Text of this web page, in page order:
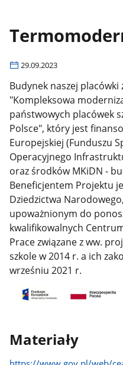
29.09.2023
Budynek naszej
"Kompleksowa
państwowych placówek
Polsce", który jest
Europejskiej (Funduszu
Operacyjnego
oraz środków MKiDN -
Beneficjentem Projektu
Dziedzictwa
upoważnionym do
kwalifikowalnych
Prace związane z ww.
szkole w 2014 r. a ich
wrześniu 2021 r.
Materiały